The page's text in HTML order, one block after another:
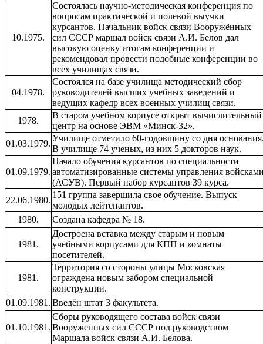
10.1975.
Состоялась научно-методическая конференция по
вопросам практической и полевой выучки
курсантов. Начальник войск связи Вооружённых
сил СССР маршал войск связи А.И. Белов дал
высокую оценку итогам конференции и
рекомендовал провести подобные конференции во
всех училищах связи.
04.1978.
Состоялся на базе училища методический сбор
руководителей высших учебных заведений и
ведущих кафедр всех военных училищ связи.
1978.
В старом учебном корпусе открыт вычислительный
центр на основе ЭВМ «Минск-32».
01.03.1979.
Училище отметило 60-годовщину со дня
В училище 74 ученых, из них 5 докторов наук.
01.09.1979.
Начало обучения курсантов по специальности
автоматизированные системы управления
(АСУВ). Первый набор курсантов 39 курса.
22.06.1980.
151 группа завершила свое обучение. Выпуск
молодых лейтенантов.
1980.
Создана кафедра № 18.
1981.
Достроена вставка между старым и новым
учебными корпусами для КПП и комнаты
посетителей.
1981.
Территория со стороны улицы Московская
ограждена новым забором специальной
конструкции.
01.09.1981. Введён штат 3 факультета.
01.10.1981.
Сборы руководящего состава войск связи
Вооруженных сил СССР под руководством
Маршала войск связи А.И. Белова.